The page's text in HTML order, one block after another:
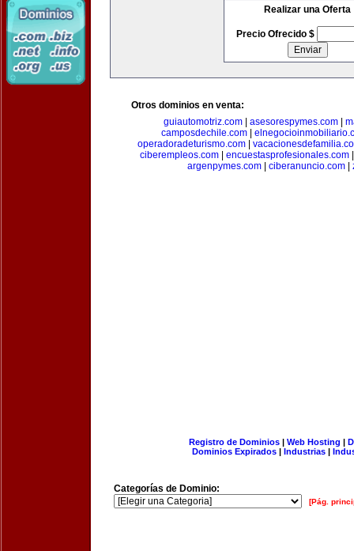
Realizar una Oferta
Precio Ofrecido $
Otros dominios en venta:
guiautomotriz.com
asesorespymes.com
camposdechile.com
operadoradeturismo.com
ciberempleos.com
encuestasprofesionales.com
argenpymes.com
ciberanuncio.com
Registro de Dominios| Web Hosting |
Dominios Expirados | Industrias |
Categorías de Dominio:
[Pág.